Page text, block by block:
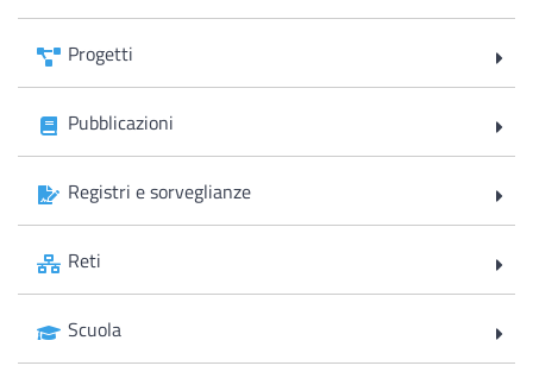
Progetti
Pubblicazioni
Registri e sorveglianze
Reti
Scuola